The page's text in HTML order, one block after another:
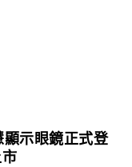
示眼鏡正式登